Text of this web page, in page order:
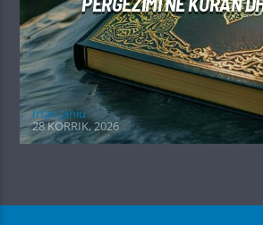
Irfan Jahiu
28 KORRIK, 2026